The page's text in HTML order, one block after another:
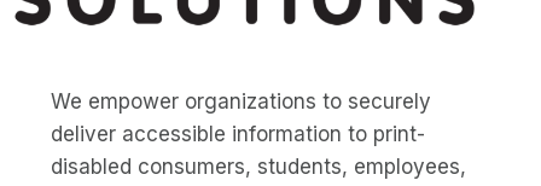
We empower organizations to securely
deliver accessible information to print-
disabled consumers, students, employees,